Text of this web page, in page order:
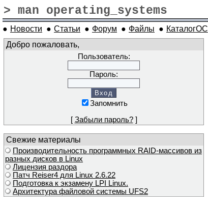
> man operating_systems
● Новости ● Статьи ● Форум ● Файлы ● КаталогОС
Добро пожаловать,
Пользователь:
Пароль:
Запомнить
[ Забыли пароль?]
Свежие материалы
Производительность программных RAID-массивов из
разных дисков в Linux
Лицензия раздора
Патч Reiser4 для Linux 2.6.22
Подготовка к экзамену LPI Linux.
Архитектура файловой системы UFS2